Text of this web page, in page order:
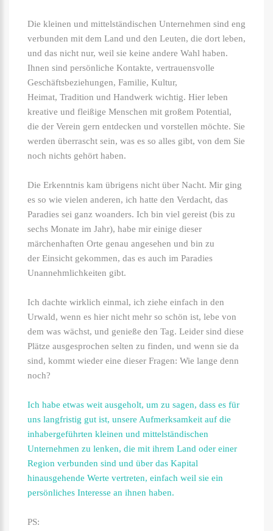
Die kleinen und mittelständischen Unternehmen sind eng
verbunden mit dem Land und den Leuten, die dort leben,
und das nicht nur, weil sie keine andere Wahl haben.
Ihnen sind persönliche Kontakte, vertrauensvolle
Geschäftsbeziehungen, Familie, Kultur,
Heimat, Tradition und Handwerk wichtig. Hier leben
kreative und fleißige Menschen mit großem Potential,
die der Verein gern entdecken und vorstellen möchte. Sie
werden überrascht sein, was es so alles gibt, von dem Sie
noch nichts gehört haben.
Die Erkenntnis kam übrigens nicht über Nacht. Mir ging
es so wie vielen anderen, ich hatte den Verdacht, das
Paradies sei ganz woanders. Ich bin viel gereist (bis zu
sechs Monate im Jahr), habe mir einige dieser
märchenhaften Orte genau angesehen und bin zu
der Einsicht gekommen, das es auch im Paradies
Unannehmlichkeiten gibt.
Ich dachte wirklich einmal, ich ziehe einfach in den
Urwald, wenn es hier nicht mehr so schön ist, lebe von
dem was wächst, und genieße den Tag. Leider sind diese
Plätze ausgesprochen selten zu finden, und wenn sie da
sind, kommt wieder eine dieser Fragen: Wie lange denn
noch?
Ich habe etwas weit ausgeholt, um zu sagen, dass es für
uns langfristig gut ist, unsere Aufmerksamkeit auf die
inhabergeführten kleinen und mittelständischen
Unternehmen zu lenken, die mit ihrem Land oder einer
Region verbunden sind und über das Kapital
hinausgehende Werte vertreten, einfach weil sie ein
persönliches Interesse an ihnen haben.
PS: